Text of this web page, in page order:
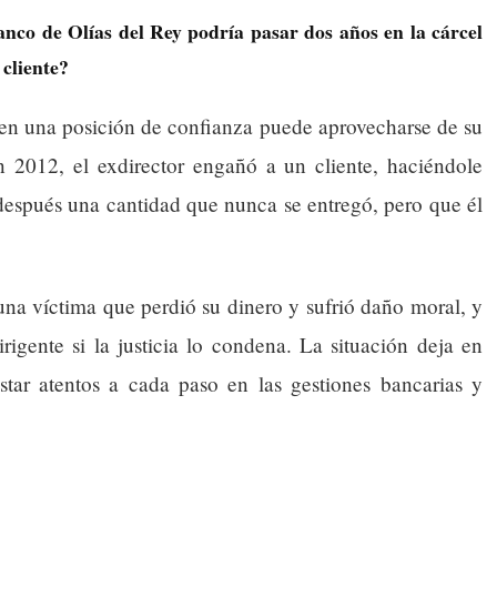
de Olías del Rey podría pasar dos años en la cárcel
una posición de confianza puede aprovecharse de su
2012, el exdirector engañó a un cliente, haciéndole
una cantidad que nunca se entregó, pero que él
víctima que perdió su dinero y sufrió daño moral, y
si la justicia lo condena. La situación deja en
atentos a cada paso en las gestiones bancarias y